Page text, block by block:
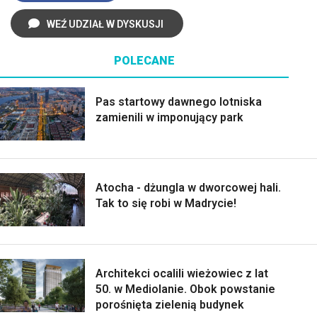
WEŹ UDZIAŁ W DYSKUSJI
POLECANE
Pas startowy dawnego lotniska
zamienili w imponujący park
Atocha - dżungla w dworcowej hali.
Tak to się robi w Madrycie!
Architekci ocalili wieżowiec z lat
50. w Mediolanie. Obok powstanie
porośnięta zielenią budynek